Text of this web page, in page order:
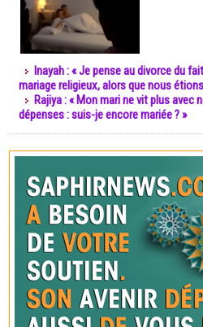
Inayah : « Je pense au divorce du
mariage religieux, alors que nous
Rajiya : « Mon mari ne vit plus avec
dépenses : suis-je encore mariée ? »